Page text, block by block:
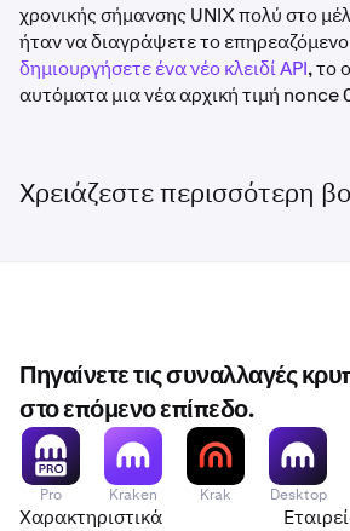
χρονικής σήμανσης UNIX πολύ στο
ήταν να διαγράψετε το επηρεαζόμενο
δημιουργήσετε ένα νέο κλειδί API, το
αυτόματα μια νέα αρχική τιμή nonce
Χρειάζεστε περισσότερη
Πηγαίνετε τις συναλλαγές
στο επόμενο επίπεδο.
Pro Kraken Krak Desktop
Χαρακτηριστικά